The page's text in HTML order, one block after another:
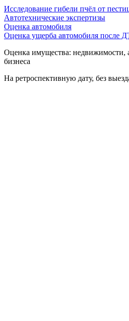
Исследование гибели пчёл от
Автотехнические экспертизы
Оценка автомобиля
Оценка ущерба автомобиля после
Оценка имущества: недвижимости,
бизнеса
На ретроспективную дату, без